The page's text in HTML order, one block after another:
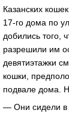
Казанских
17-го дома по
добились того,
разрешили им
девятиэтажки
кошки,
подвале дома.
— Они сидели в